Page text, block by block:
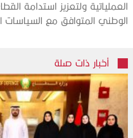
العملياتية ولتعزيز استدامة
الوطني المتوافق مع السياسات
أخبار ذات صلة